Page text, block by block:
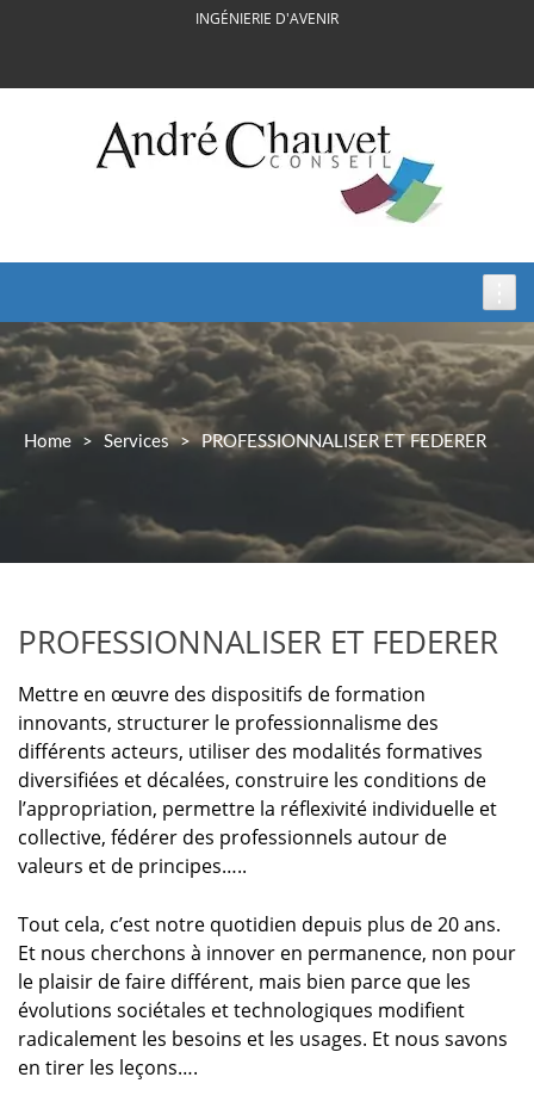
INGÉNIERIE D'AVENIR
Home > Services > PROFESSIONNALISER ET FEDERER
PROFESSIONNALISER ET FEDERER
Mettre en œuvre des dispositifs de formation
innovants, structurer le professionnalisme des
différents acteurs, utiliser des modalités formatives
diversifiées et décalées, construire les conditions de
l’appropriation, permettre la réflexivité individuelle et
collective, fédérer des professionnels autour de
valeurs et de principes…..
Tout cela, c’est notre quotidien depuis plus de 20 ans.
Et nous cherchons à innover en permanence, non pour
le plaisir de faire différent, mais bien parce que les
évolutions sociétales et technologiques modifient
radicalement les besoins et les usages. Et nous savons
en tirer les leçons….